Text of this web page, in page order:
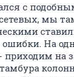
с
мы
На
на